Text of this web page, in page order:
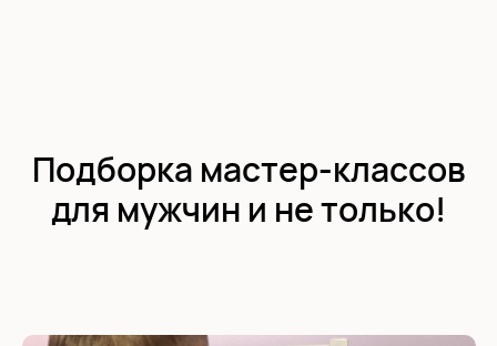
Подборка мастер-классов
для мужчин и не только!